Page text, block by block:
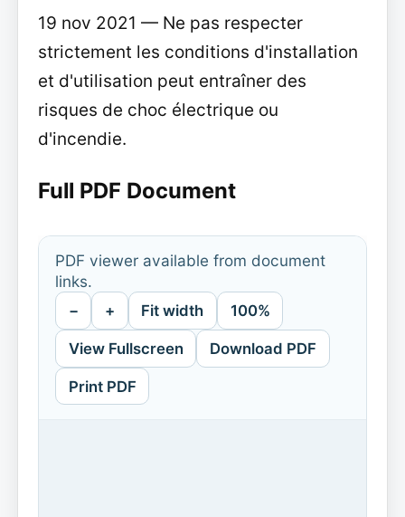
19 nov 2021 — Ne pas respecter
strictement les conditions d'installation
et d'utilisation peut entraîner des
risques de choc électrique ou
d'incendie.
Full PDF Document
PDF viewer available from document
links.
− + Fit width 100%
View Fullscreen Download PDF
Print PDF